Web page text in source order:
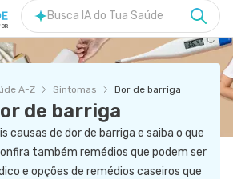
Busca IA do Tua Saúde
A-Z Sintomas Dor de barriga
de barriga
causas de dor de barriga e saiba o que
também remédios que podem ser
e opções de remédios caseiros que